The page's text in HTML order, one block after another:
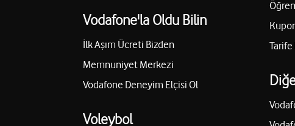
Vodafone'la Oldu Bilin
İlk Aşım Ücreti Bizden
Memnuniyet Merkezi
Vodafone Deneyim Elçisi Ol
Voleybol
Tarife